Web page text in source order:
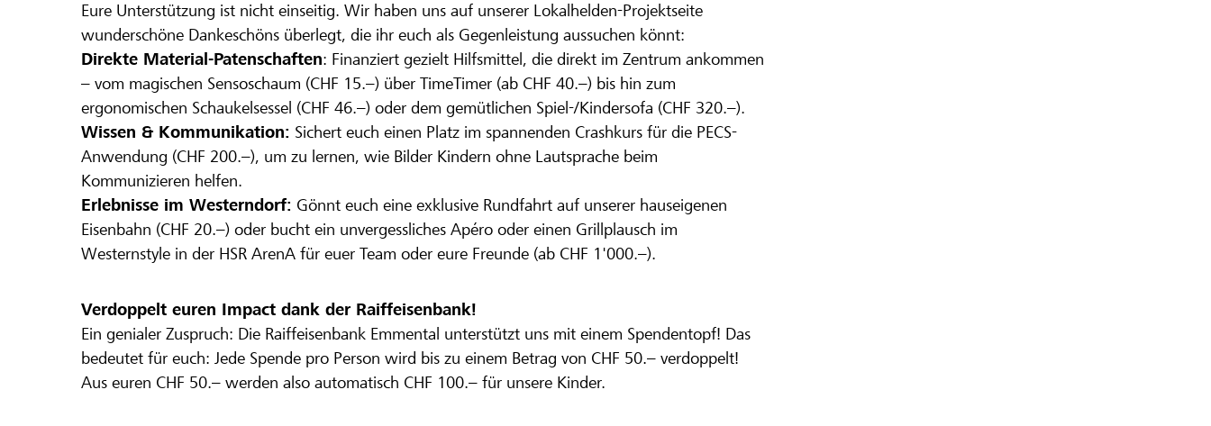
Eure Unterstützung ist nicht einseitig. Wir haben uns auf unserer Lokalhelden-Projektseite
wunderschöne Dankeschöns überlegt, die ihr euch als Gegenleistung aussuchen könnt:
Direkte Material-Patenschaften: Finanziert gezielt Hilfsmittel, die direkt im Zentrum ankommen
– vom magischen Sensoschaum (CHF 15.–) über TimeTimer (ab CHF 40.–) bis hin zum
ergonomischen Schaukelsessel (CHF 46.–) oder dem gemütlichen Spiel-/Kindersofa (CHF 320.–).
Wissen & Kommunikation: Sichert euch einen Platz im spannenden Crashkurs für die PECS-
Anwendung (CHF 200.–), um zu lernen, wie Bilder Kindern ohne Lautsprache beim
Kommunizieren helfen.
Erlebnisse im Westerndorf: Gönnt euch eine exklusive Rundfahrt auf unserer hauseigenen
Eisenbahn (CHF 20.–) oder bucht ein unvergessliches Apéro oder einen Grillplausch im
Westernstyle in der HSR ArenA für euer Team oder eure Freunde (ab CHF 1'000.–).
Verdoppelt euren Impact dank der Raiffeisenbank!
Ein genialer Zuspruch: Die Raiffeisenbank Emmental unterstützt uns mit einem Spendentopf! Das
bedeutet für euch: Jede Spende pro Person wird bis zu einem Betrag von CHF 50.– verdoppelt!
Aus euren CHF 50.– werden also automatisch CHF 100.– für unsere Kinder.